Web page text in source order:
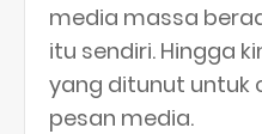
media massa
itu sendiri. Hingga
yang ditunut untuk
pesan media.